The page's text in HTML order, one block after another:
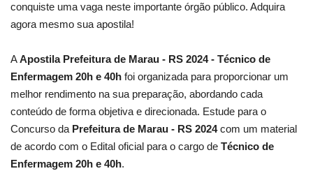
conquiste uma vaga neste importante órgão público. Adquira
agora mesmo sua apostila!
AApostila Prefeitura de Marau - RS 2024 - Técnico de
Enfermagem 20h e 40h foi organizada para proporcionar um
melhor rendimento na sua preparação, abordando cada
conteúdo de forma objetiva e direcionada. Estude para o
Concurso da Prefeitura de Marau - RS 2024com um material
de acordo com o Edital oficial para o cargo de Técnico de
Enfermagem 20h e 40h.